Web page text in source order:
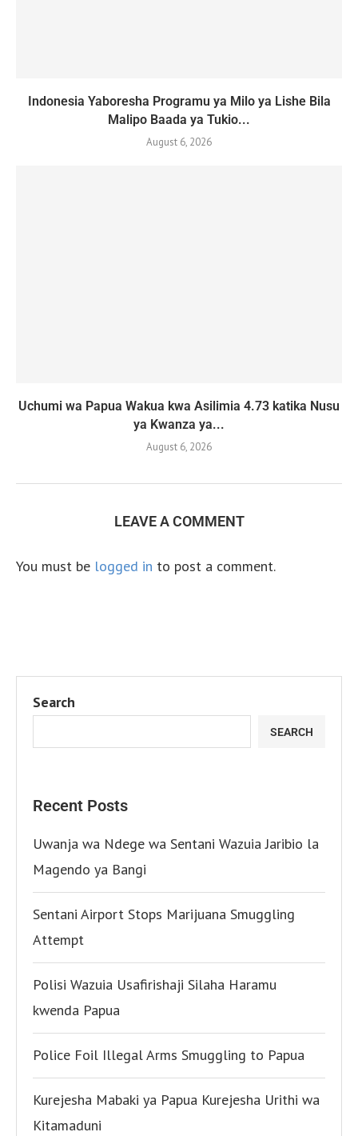
Indonesia Yaboresha Programu ya Milo ya Lishe Bila
Malipo Baada ya Tukio...
August 6, 2026
Uchumi wa Papua Wakua kwa Asilimia 4.73 katika Nusu
ya Kwanza ya...
August 6, 2026
LEAVE A COMMENT
You must be logged in to post a comment.
Search
SEARCH
Recent Posts
Uwanja wa Ndege wa Sentani Wazuia Jaribio la
Magendo ya Bangi
Sentani Airport Stops Marijuana Smuggling
Attempt
Polisi Wazuia Usafirishaji Silaha Haramu
kwenda Papua
Police Foil Illegal Arms Smuggling to Papua
Kurejesha Mabaki ya Papua Kurejesha Urithi wa
Kitamaduni